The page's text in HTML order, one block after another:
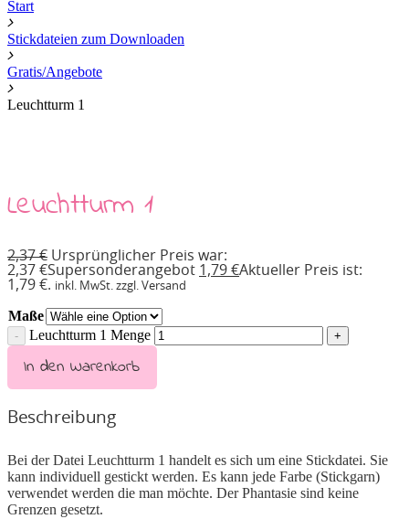
Start
Stickdateien zum Downloaden
Gratis/Angebote
Leuchtturm 1
Leuchtturm 1
2,37€ Ursprünglicher Preis war:
2,37 €Supersonderangebot 1,79 €Aktueller Preis ist:
1,79 €. inkl. MwSt. zzgl. Versand
Maße
Leuchtturm 1 Menge
In den Warenkorb
Beschreibung
Bei der Datei Leuchtturm 1 handelt es sich um eine Stickdatei. Sie
kann individuell gestickt werden. Es kann jede Farbe (Stickgarn)
verwendet werden die man möchte. Der Phantasie sind keine
Grenzen gesetzt.